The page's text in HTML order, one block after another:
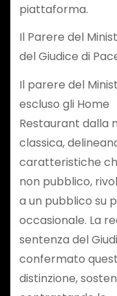
piattaforma.
Il Parere del
del Giudice di
Il parere del
escluso gli Home
Restaurant dalla
classica,
caratteristiche
non pubblico,
a un pubblico su
occasionale. La
sentenza del
confermato
distinzione,